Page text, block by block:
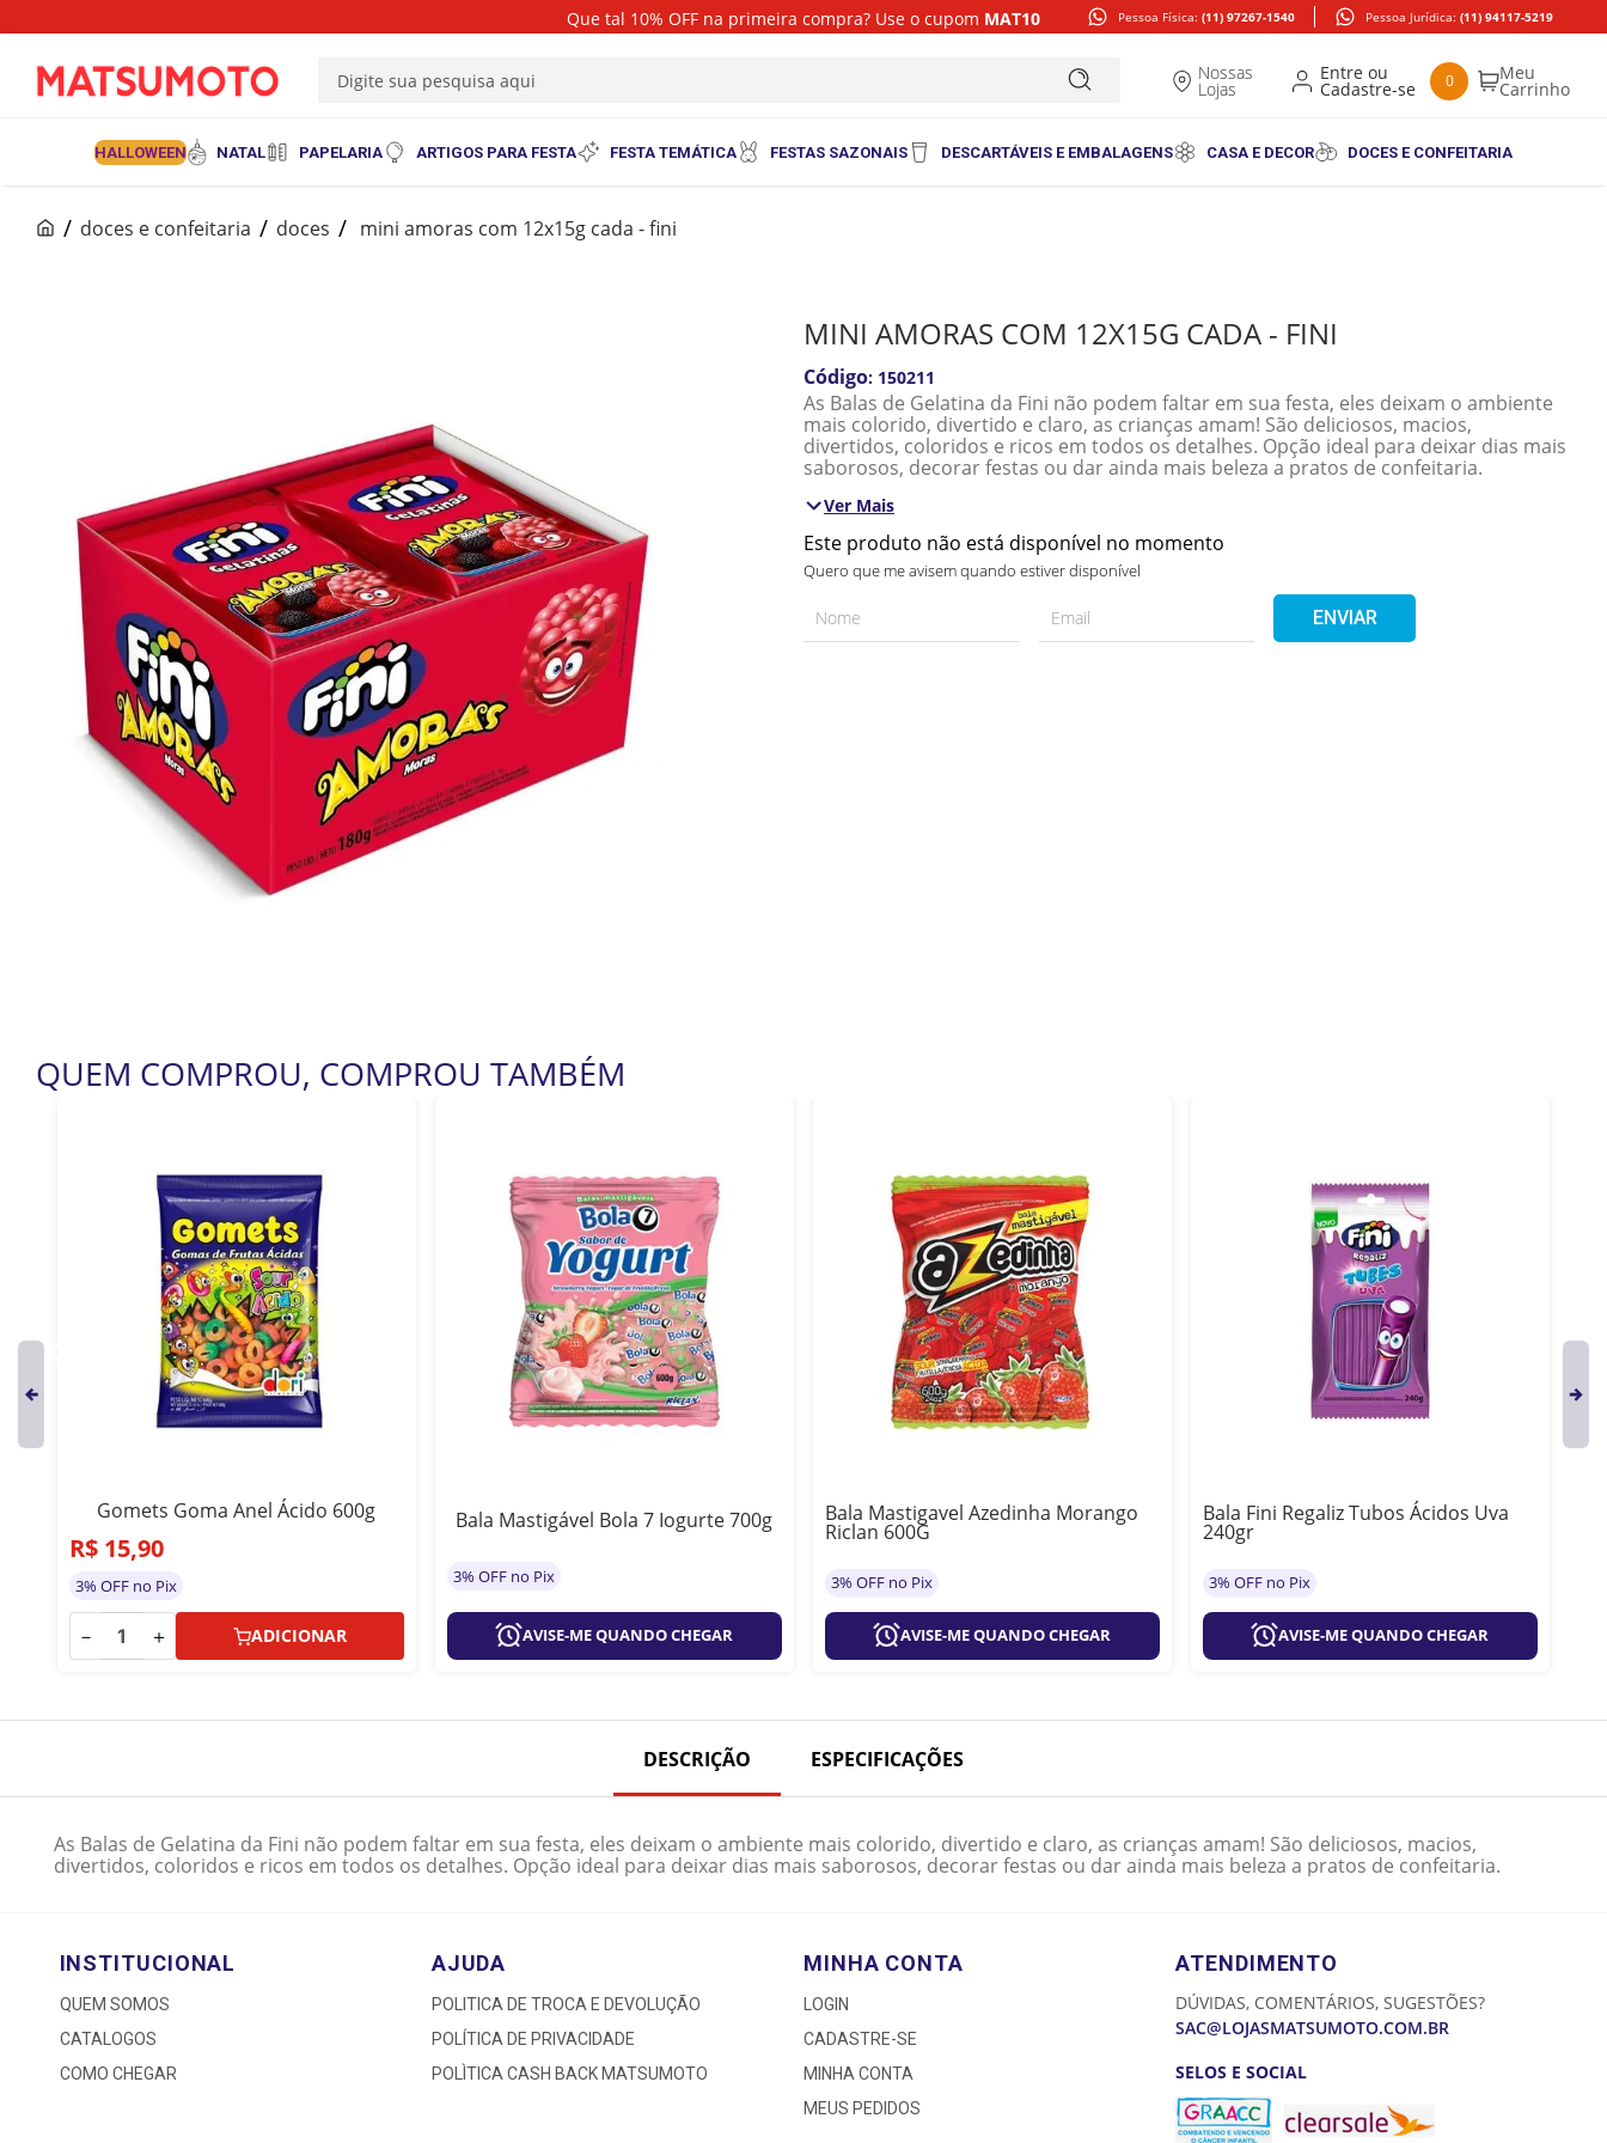
Que tal 10% OFF na primeira compra? Use o cupom MAT10 Pessoa Física: (11) 97267-1540 Pessoa Jurídica: (11) 94117-5219
Nossas
Lojas 0
HALLOWEEN NATAL PAPELARIA ARTIGOS PARA FESTA FESTA TEMÁTICA FESTAS SAZONAIS DESCARTÁVEIS E EMBALAGENS CASA E DECOR DOCES E CONFEITARIA
doces e confeitaria doces mini amoras com 12x15g cada - fini
MINI AMORAS COM 12X15G CADA - FINI
: 150211
As Balas de Gelatina da Fini não podem faltar em sua festa, eles deixam o ambiente
mais colorido, divertido e claro, as crianças amam! São deliciosos, macios,
divertidos, coloridos e ricos em todos os detalhes. Opção ideal para deixar dias mais
saborosos, decorar festas ou dar ainda mais beleza a pratos de confeitaria.
Ver Mais
Este produto não está disponível no momento
Quero que me avisem quando estiver disponível
ENVIAR
QUEM COMPROU, COMPROU TAMBÉM
Gomets Goma Anel Ácido 600g
R$ 15,90
3% OFF no Pix
－ ＋ ADICIONAR
Bala Mastigável Bola 7 Iogurte 700g
3% OFF no Pix
AVISE-ME QUANDO CHEGAR
Bala Mastigavel Azedinha Morango
Riclan 600G
3% OFF no Pix
AVISE-ME QUANDO CHEGAR
Bala Fini Regaliz Tubos Ácidos Uva
240gr
3% OFF no Pix
AVISE-ME QUANDO CHEGAR
DESCRIÇÃO ESPECIFICAÇÕES
As Balas de Gelatina da Fini não podem faltar em sua festa, eles deixam o ambiente mais colorido, divertido e claro, as crianças amam! São deliciosos, macios,
divertidos, coloridos e ricos em todos os detalhes. Opção ideal para deixar dias mais saborosos, decorar festas ou dar ainda mais beleza a pratos de confeitaria.
INSTITUCIONAL
QUEM SOMOS
CATALOGOS
COMO CHEGAR
AJUDA
POLITICA DE TROCA E DEVOLUÇÃO
POLÍTICA DE PRIVACIDADE
POLÌTICA CASH BACK MATSUMOTO
MINHA CONTA
LOGIN
CADASTRE-SE
MINHA CONTA
MEUS PEDIDOS
ATENDIMENTO
DÚVIDAS, COMENTÁRIOS, SUGESTÕES?
SAC@LOJASMATSUMOTO.COM.BR
SELOS E SOCIAL